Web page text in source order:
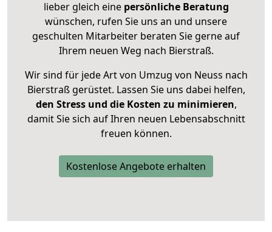
lieber gleich eine persönliche Beratung
wünschen, rufen Sie uns an und unsere
geschulten Mitarbeiter beraten Sie gerne auf
Ihrem neuen Weg nach Bierstraß.
Wir sind für jede Art von Umzug von Neuss nach
Bierstraß gerüstet. Lassen Sie uns dabei helfen,
den Stress und die Kosten zu minimieren,
damit Sie sich auf Ihren neuen Lebensabschnitt
freuen können.
Kostenlose Angebote erhalten